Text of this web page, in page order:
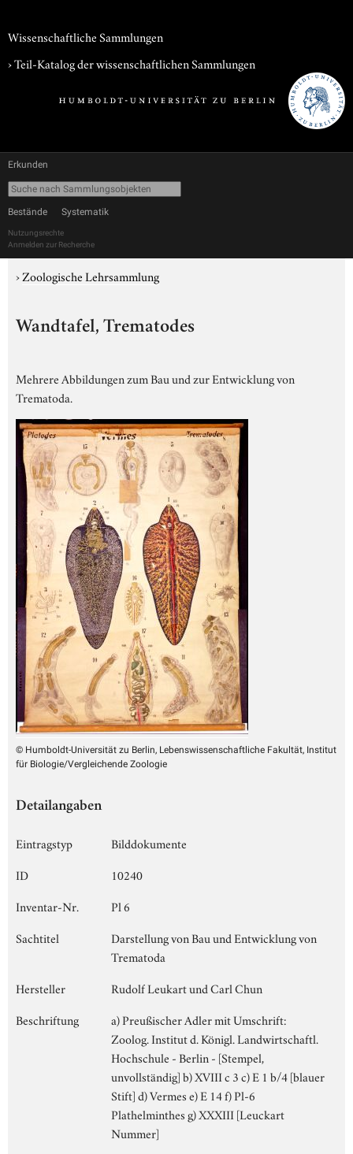
Wissenschaftliche Sammlungen
› Teil-Katalog der wissenschaftlichen Sammlungen
Erkunden
Bestände Systematik
Nutzungsrechte
Anmelden zur Recherche
›Zoologische Lehrsammlung
Wandtafel, Trematodes
Mehrere Abbildungen zum Bau und zur Entwicklung von
Trematoda.
© Humboldt-Universität zu Berlin, Lebenswissenschaftliche Fakultät, Institut
für Biologie/Vergleichende Zoologie
Detailangaben
Eintragstyp
Bilddokumente
ID
10240
Inventar-Nr.
Pl 6
Sachtitel
Darstellung von Bau und Entwicklung von
Trematoda
Hersteller
Rudolf Leukart und Carl Chun
Beschriftung
a) Preußischer Adler mit Umschrift:
Zoolog. Institut d. Königl. Landwirtschaftl.
Hochschule - Berlin - [Stempel,
unvollständig] b) XVIII c 3 c) E 1 b/4 [blauer
Stift] d) Vermes e) E 14 f) Pl-6
Plathelminthes g) XXXIII [Leuckart
Nummer]